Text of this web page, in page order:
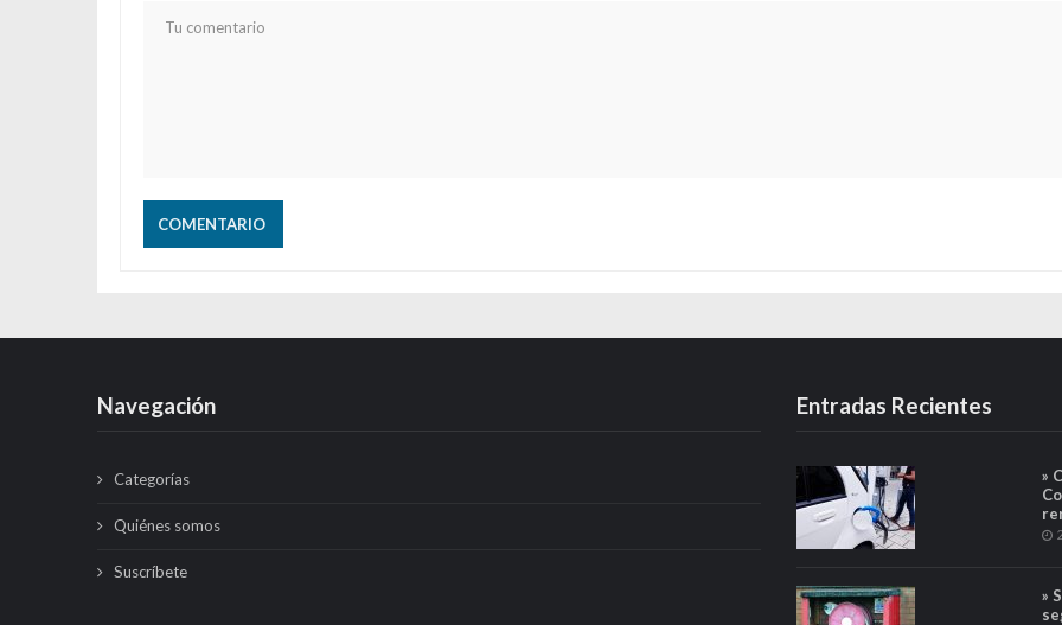
Navegación
Categorías
Quiénes somos
Suscríbete
Entradas Recientes
»
»